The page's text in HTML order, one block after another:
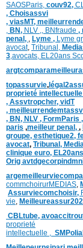
SAOSParis, couv92,
, Choisassvi
, viasMT,
, BN, NLV ,, BNfraude ,
penal, , Lyme , Lyme
avocat, Tribunal,
3,avocats, EL20ans
topassurvie,
proprieté intellectuelle
, Assvtropcher, vidT
,
, BN, NLV , FormParis ,
paris ,meilleur penal, ,
groupe, esthetique2,
avocat, Tribunal,
clinique euro,
Orig
commchoirurMEDIAS,
Assurviecomchoisir,
vie,
CBLtube,
proprieté
intellectuelle ,